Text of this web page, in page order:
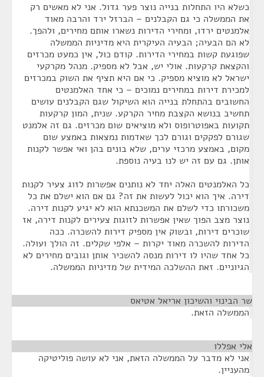
כשלא היו התחלות בנייה נוצר פער גדול. אני לא מאשים רק
את הממשלה כי גם הקבלנים – הברזל ירד והרבה מאוד
אלמנטים ירדו, ומחירי הדירות נשארו אותם מחירים, ולהפך.
לא הם הבעיה; הבעיה העיקרית היא מדיניות הממשלה
שפוגעת קשות במחירי הדירות. קודם כול, אין כמעט מכרזים
והקצאת קרקעות. אולי יש, אבל לא מספיק. מנהל מקרקעי
ישראל לא מוציא מספיק. כי אם היא תציף את השוק במכרזים
למכירת דירות במחירים נמוכים – כי אחד האלמנטים
החשובים בהתחלת בנייה הוא השיקול שגם הקבלנים עושים
תחשיב בנושא הקצבת מחיר הקרקע. שנית, המון קרקעות
תקועות באפוטרופוס ולא מוציאים שום מכרזים. גם זה אלמנט
שגורם לפקקים וגורם לכך שאדמות נמצאות באמצע שום
מקום, באמצע מרכזי ערים, שלא בונים בהן ואי אפשר לקנות
אותן. גם עם זה יש לנו בעיה נוספת.
כל האלמנטים האלה יחד לא נותנים אפשרות לזוג צעיר לקנות
דירה. איך הוא יכול לעשות את זה? גם אם הוא ישלם את כל
משכורתו כדי לשלם את המשכנתא הוא לא יגיע לקנות דירה.
נוצר מצב הפוך שאין אפשרות לזוגות צעירים לקנות דירה, אז
שוכרים דירות, ובשוק אין מספיק דירות להשכרה. ככה
הדירות להשכרה מאוד יקרות – אלפי שקלים. זה הולך ועולה.
כל אחד שהיו לו דירות מנסה להשכיר אותן וגובים מחירים לא
הגיוניים. זאת ההשלכה המידית של מדיניות הממשלה.
שר הבינוי והשיכון אריאל אטיאס
הממשלה הזאת.
אלי אפללו
אני לא מדבר על הממשלה הזאת, אני לא עושה פוליטיקה
מהעניין.